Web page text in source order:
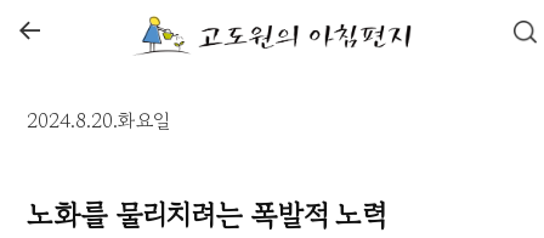
←
2024.8.20.화요일
노화를 물리치려는 폭발적 노력